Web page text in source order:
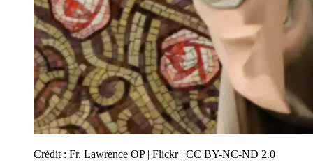
Crédit : Fr. Lawrence OP | Flickr | CC BY-NC-ND 2.0